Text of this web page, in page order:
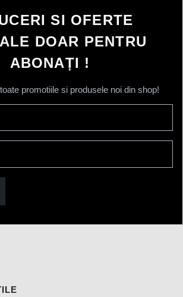
SI OFERTE
DOAR PENTRU
ABONAȚI !
promotiile si produsele noi din shop!